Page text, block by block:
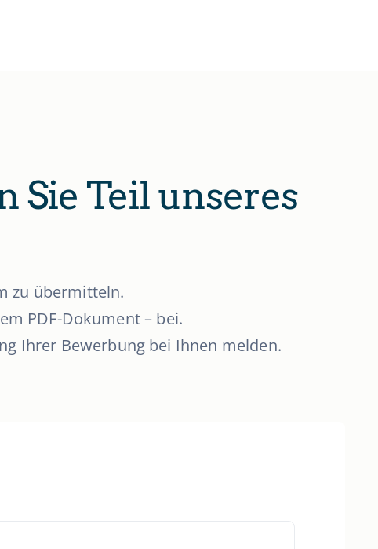
Sie Teil unseres
zu übermitteln.
PDF-Dokument – bei.
Ihrer Bewerbung bei Ihnen melden.